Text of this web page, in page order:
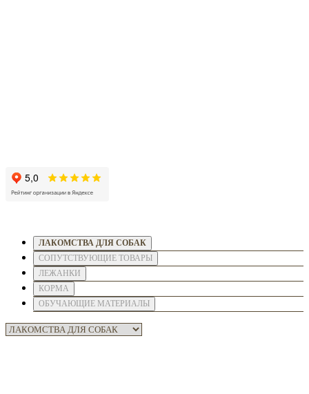
ЛАКОМСТВА ДЛЯ СОБАК
СОПУТСТВУЮЩИЕ ТОВАРЫ
ЛЕЖАНКИ
КОРМА
ОБУЧАЮЩИЕ МАТЕРИАЛЫ